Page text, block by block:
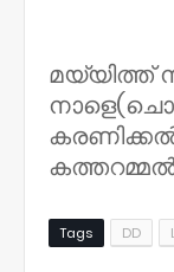
മയ്യിത്ത്
കരണിക്കൽ
Tags DD